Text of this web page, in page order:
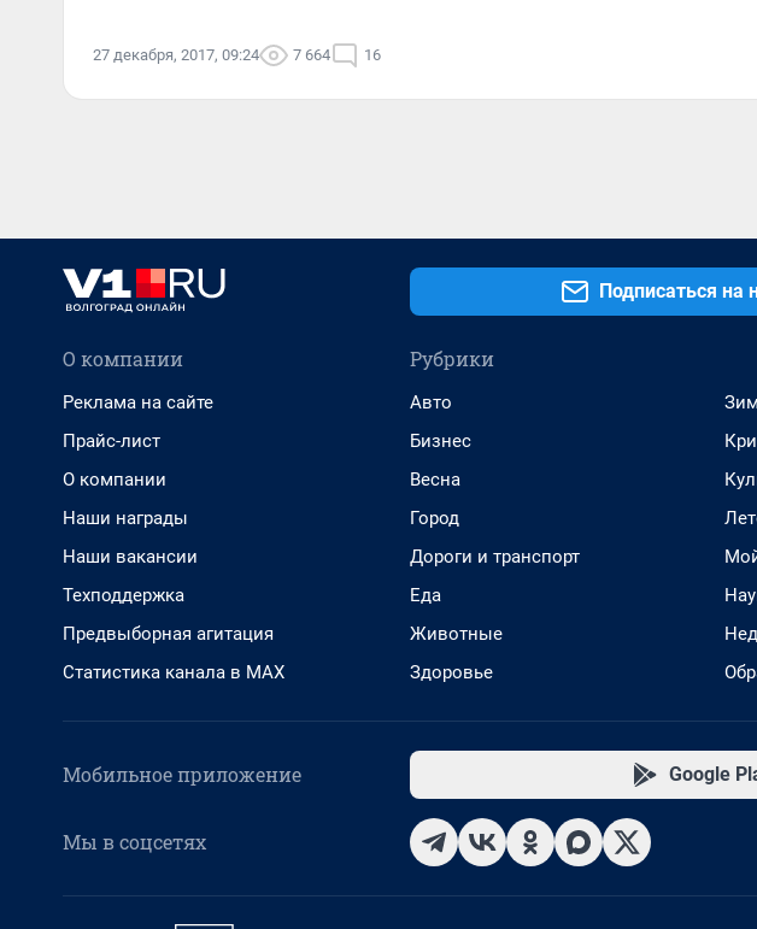
27 декабря, 2017, 09:24 7 664 16
Подписаться на
О компании
Реклама на сайте
Прайс-лист
О компании
Наши награды
Наши вакансии
Техподдержка
Предвыборная агитация
Статистика канала в MAX
Рубрики
Авто
Бизнес
Весна
Город
Дороги и транспорт
Еда
Животные
Здоровье
Мобильное приложение Google
Мы в соцсетях